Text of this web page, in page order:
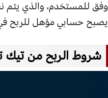
وفق للمستخدم، والذي يتم
يصبح حسابي مؤهل للربح
شروط الربح من تيك توك